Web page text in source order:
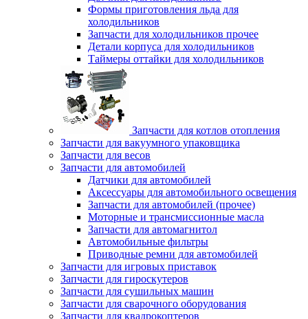
Формы приготовления льда для
холодильников
Запчасти для холодильников прочее
Детали корпуса для холодильников
Таймеры оттайки для холодильников
Запчасти для котлов отопления
Запчасти для вакуумного упаковщика
Запчасти для весов
Запчасти для автомобилей
Датчики для автомобилей
Аксессуары для автомобильного освещения
Запчасти для автомобилей (прочее)
Моторные и трансмиссионные масла
Запчасти для автомагнитол
Автомобильные фильтры
Приводные ремни для автомобилей
Запчасти для игровых приставок
Запчасти для гироскутеров
Запчасти для сушильных машин
Запчасти для сварочного оборудования
Запчасти для квадрокоптеров